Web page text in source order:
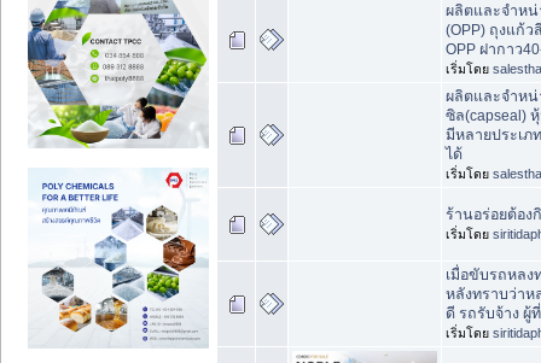
ผลิตและจำหน่
(OPP) ถุงแก้ว
OPP ฝากาว
เริ่มโดย
ผลิตและจำห
ซิล(capseal)
มีหลายประเภ
ได้
เริ่มโดย
ร้านอร่อยต้อง
เริ่มโดย
เมื่อขับรถหลง
หลังทราบว่าห
ดี รถรับจ้าง ผู้
เริ่มโดย